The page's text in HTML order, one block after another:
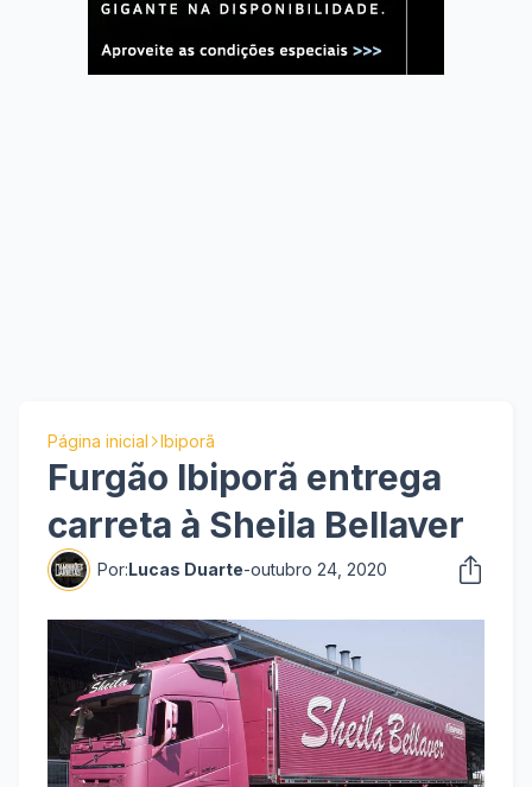
Página inicial Ibiporã
Furgão Ibiporã entrega
carreta à Sheila Bellaver
Por:Lucas Duarte-outubro 24, 2020